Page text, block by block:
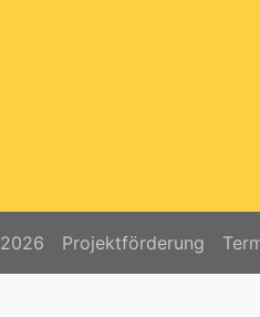
Projektförderung